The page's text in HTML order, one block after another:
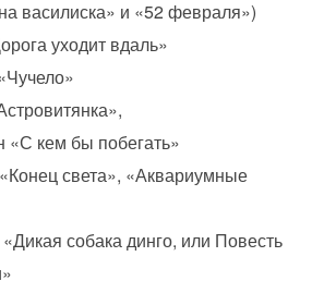
василиска» и «52 февраля»)
уходит вдаль»
«С кем бы побегать»
света», «Аквариумные
собака динго, или Повесть